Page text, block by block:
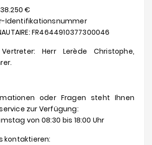
€
Identifikationsnummer
FR4644910377300046
Herr Lerède Christophe,
oder Fragen steht Ihnen
zur Verfügung:
von 08:30 bis 18:00 Uhr
kontaktieren: